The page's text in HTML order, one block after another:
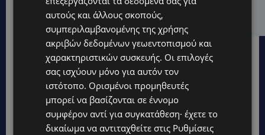
παράπονα των πολιτών – «Έγινε σωστά ο
σχεδιασμός;»
αυτούς και άλλους σκοπούς,
συμπεριλαμβανομένης της χρήσης
ακριβών δεδομένων γεωεντοπισμού και
χαρακτηριστικών συσκευής. Οι επιλογές
σας ισχύουν μόνο για αυτόν τον
ιστότοπο. Ορισμένοι προμηθευτές
μπορεί να βασίζονται σε έννομο
συμφέρον αντί για συγκατάθεση· έχετε το
δικαίωμα να αντιταχθείτε στις Ρυθμίσεις